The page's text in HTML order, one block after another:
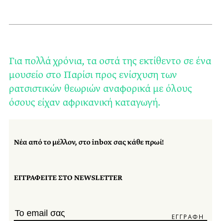
Για πολλά χρόνια, τα οστά της εκτίθεντο σε ένα
μουσείο στο Παρίσι προς ενίσχυση των
ρατσιστικών θεωριών αναφορικά με όλους
όσους είχαν αφρικανική καταγωγή.
Νέα από το μέλλον, στο inbox σας κάθε πρωί!
ΕΓΓΡΑΦΕΙΤΕ ΣΤΟ NEWSLETTER